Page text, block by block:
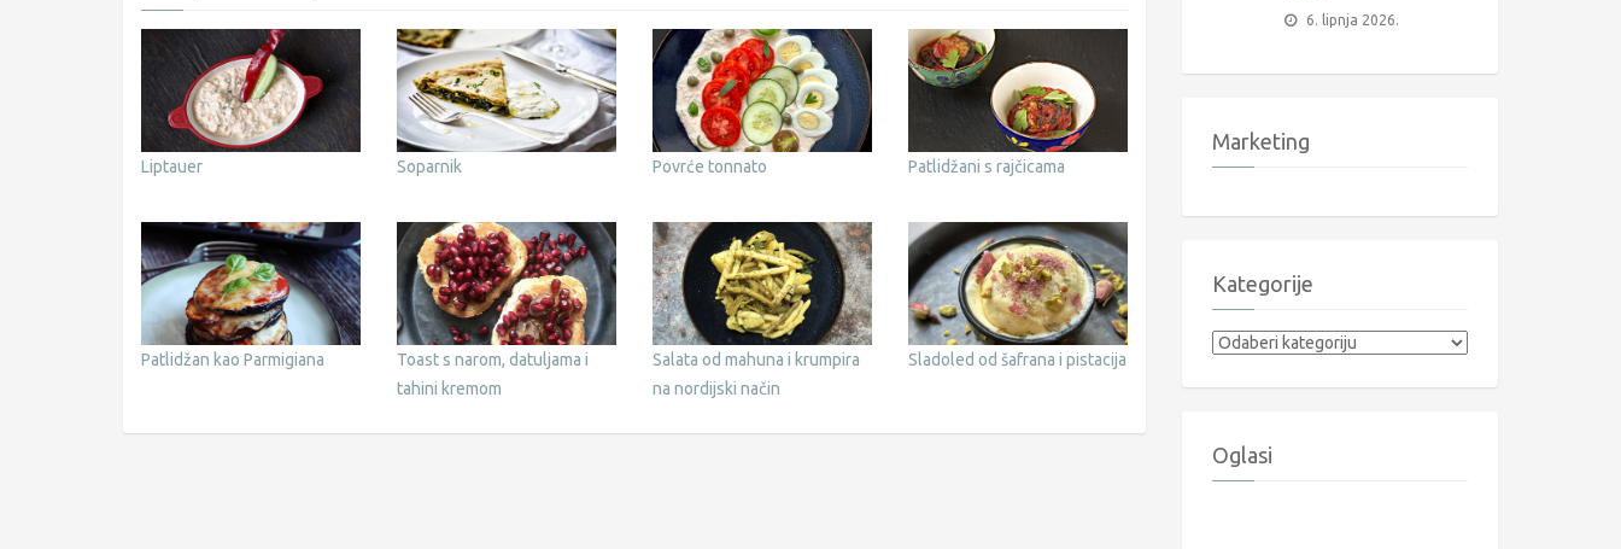
Liptauer Soparnik Povrće tonnato Patlidžani s rajčicama
Patlidžan kao Parmigiana
Toast s narom, datuljama i
tahini kremom
Salata od mahuna i krumpira
na nordijski način
Sladoled od šafrana i pistacija
6. lipnja 2026.
Marketing
Kategorije
Kategorije
Oglasi